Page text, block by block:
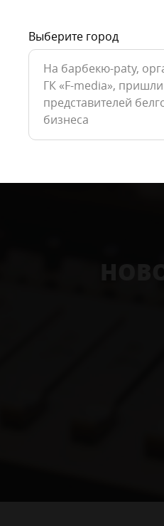
Выберите город
На барбекю-paty,
ГК «F-media»,
представителей
бизнеса